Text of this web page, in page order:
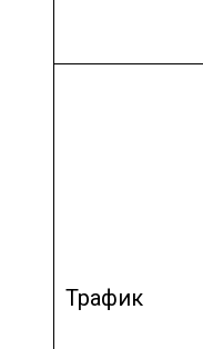
Трафик